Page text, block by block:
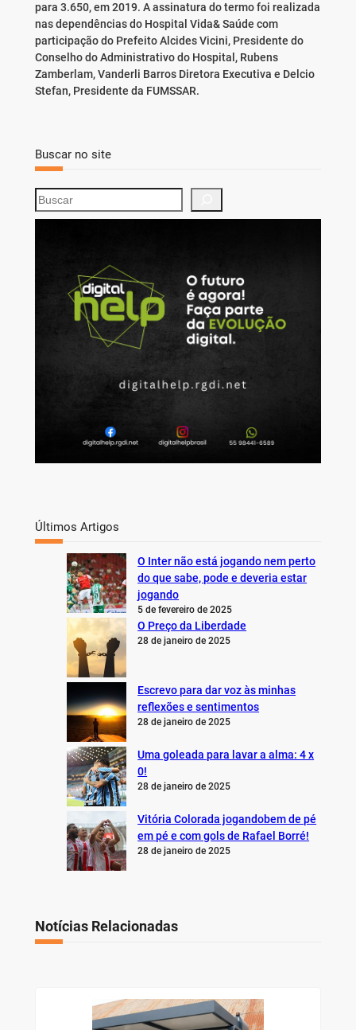
para 3.650, em 2019. A assinatura do termo foi realizada
nas dependências do Hospital Vida& Saúde com
participação do Prefeito Alcides Vicini, Presidente do
Conselho do Administrativo do Hospital, Rubens
Zamberlam, Vanderli Barros Diretora Executiva e Delcio
Stefan, Presidente da FUMSSAR.
Buscar no site
S
e
Últimos Artigos
O Inter não está jogando nem perto
do que sabe, pode e deveria estar
jogando
5 de fevereiro de 2025
O Preço da Liberdade
28 de janeiro de 2025
Escrevo para dar voz às minhas
reflexões e sentimentos
28 de janeiro de 2025
Uma goleada para lavar a alma: 4 x
0!
28 de janeiro de 2025
Vitória Colorada jogandobem de pé
em pé e com gols de Rafael Borré!
28 de janeiro de 2025
Notícias Relacionadas